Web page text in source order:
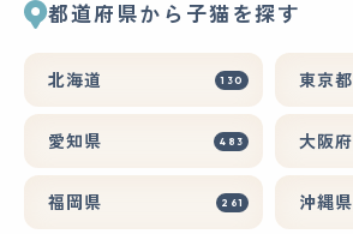
都道府県から子猫を探す
北海道 130 東京都
愛知県 483 大阪府
福岡県 261 沖縄県